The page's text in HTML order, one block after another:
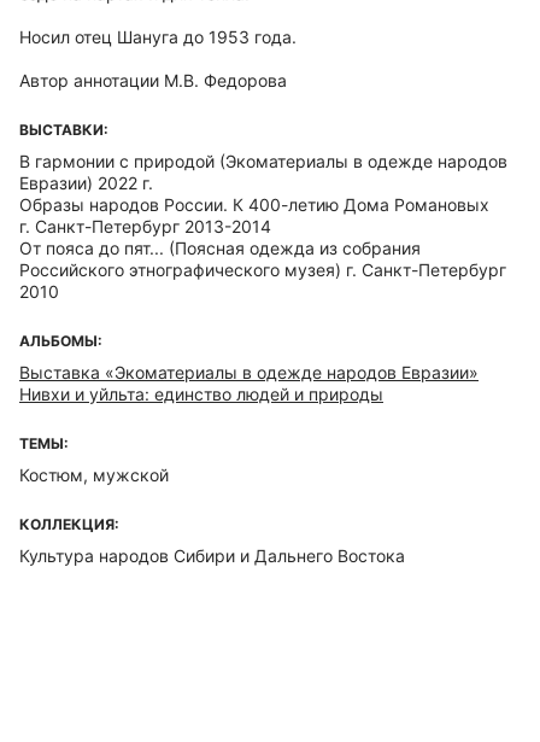
Носил отец Шануга до 1953 года.
Автор аннотации М.В. Федорова
ВЫСТАВКИ:
В гармонии с природой (Экоматериалы в одежде народов
Евразии) 2022 г.
Образы народов России. К 400-летию Дома Романовых
г. Санкт-Петербург 2013-2014
От пояса до пят... (Поясная одежда из собрания
Российского этнографического музея) г. Санкт-Петербург
2010
АЛЬБОМЫ:
Выставка «Экоматериалы в одежде народов Евразии»
Нивхи и уйльта: единство людей и природы
ТЕМЫ:
Костюм, мужской
КОЛЛЕКЦИЯ:
Культура народов Сибири и Дальнего Востока